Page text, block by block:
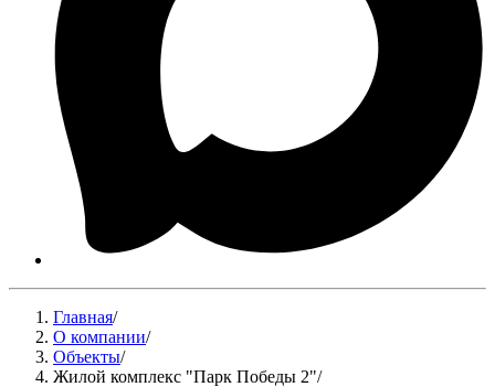
Главная/
О компании/
Объекты/
Жилой комплекс "Парк Победы 2"/